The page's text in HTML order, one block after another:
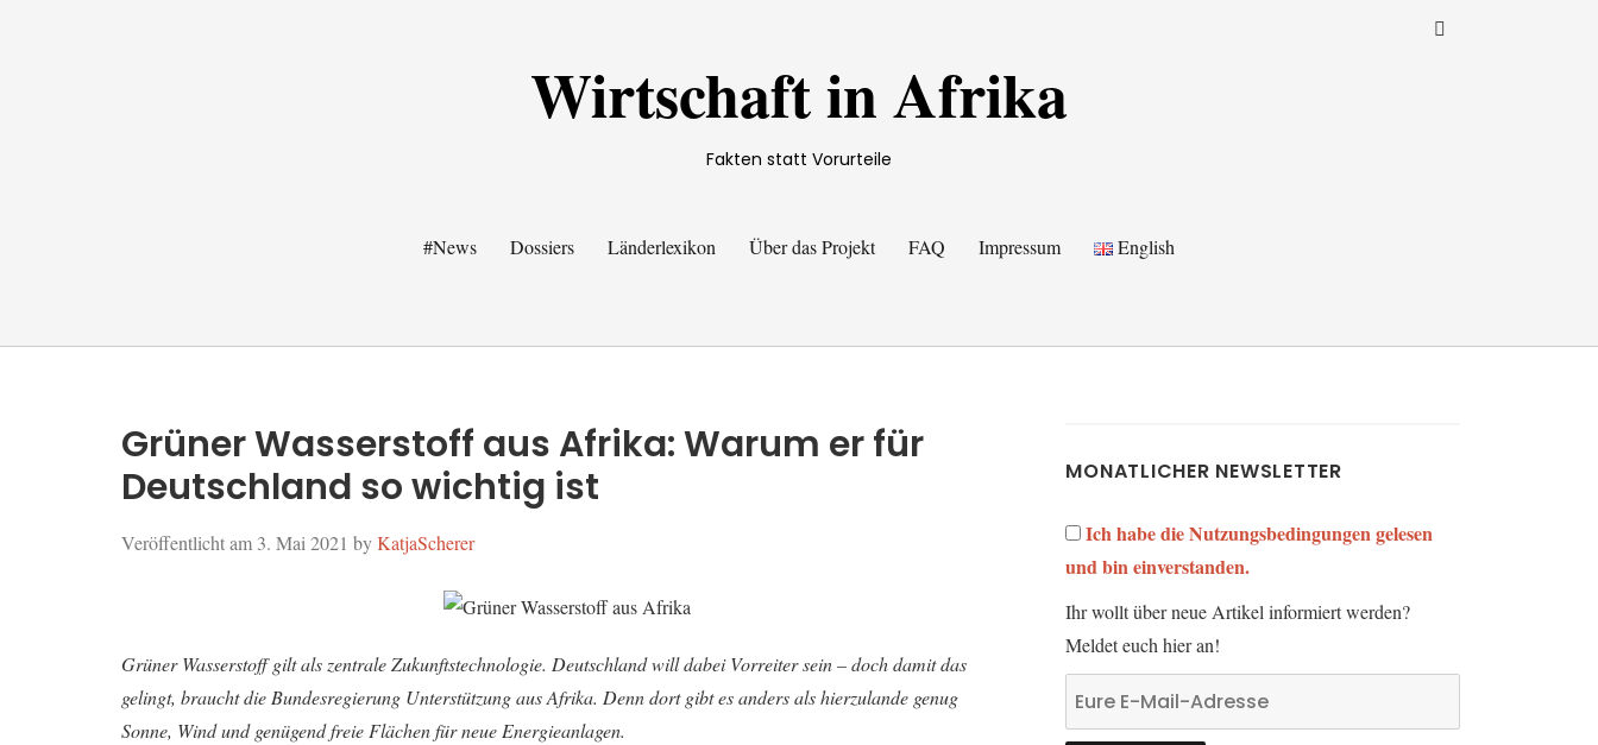
Wirtschaft in Afrika
Fakten statt Vorurteile
#News Dossiers Länderlexikon Über das Projekt FAQ Impressum English
Grüner Wasserstoff aus Afrika: Warum er für
Deutschland so wichtig ist
Veröffentlicht am 3. Mai 2021 byKatjaScherer
Grüner Wasserstoff gilt als zentrale Zukunftstechnologie. Deutschland will dabei Vorreiter sein – doch damit das
gelingt, braucht die Bundesregierung Unterstützung aus Afrika. Denn dort gibt es anders als hierzulande genug
Sonne, Wind und genügend freie Flächen für neue Energieanlagen.
MONATLICHER NEWSLETTER
Ich habe die Nutzungsbedingungen gelesen
und bin einverstanden.
Ihr wollt über neue Artikel informiert werden?
Meldet euch hier an!